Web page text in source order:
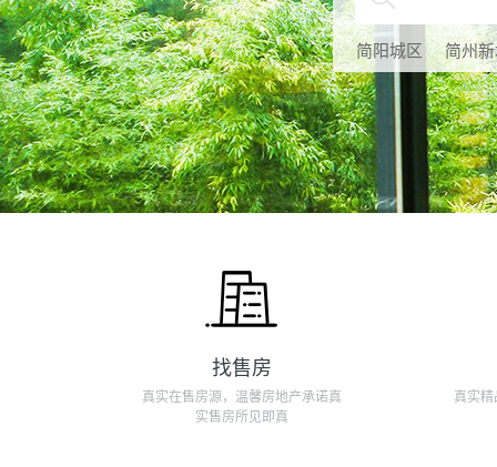
简阳城区 简州
找售房
真实在售房源，温馨房地产承诺真
实售房所见即真
真实